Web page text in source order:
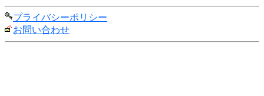
プライバシーポリシー
お問い合わせ